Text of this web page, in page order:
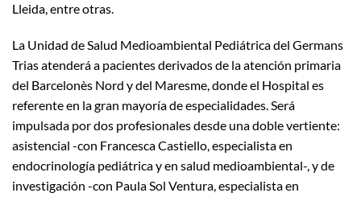
Lleida, entre otras.
La Unidad de Salud Medioambiental Pediátrica del Germans
Trias atenderá a pacientes derivados de la atención primaria
del Barcelonès Nord y del Maresme, donde el Hospital es
referente en la gran mayoría de especialidades. Será
impulsada por dos profesionales desde una doble vertiente:
asistencial -con Francesca Castiello, especialista en
endocrinología pediátrica y en salud medioambiental-, y de
investigación -con Paula Sol Ventura, especialista en